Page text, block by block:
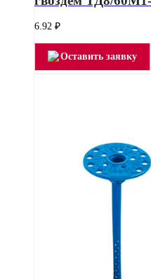
6.92 ₽
Оставить заявку